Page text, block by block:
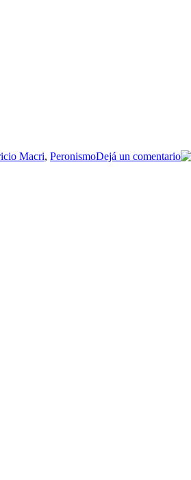
Macri, PeronismoDejá un comentarioen